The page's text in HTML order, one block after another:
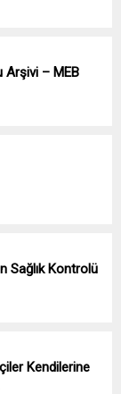
Arşivi – MEB
Sağlık Kontrolü
Kendilerine